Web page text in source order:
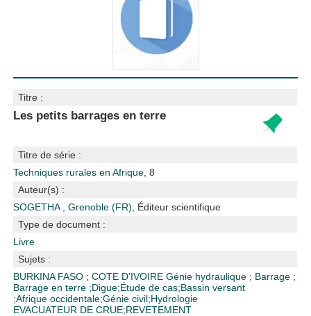
Titre :
Les petits barrages en terre
Titre de série :
Techniques rurales en Afrique , 8
Auteur(s) :
SOGETHA , Grenoble (FR) , Éditeur scientifique
Type de document :
Livre
Sujets :
BURKINA FASO ;COTE D'IVOIREGénie hydraulique ; Barrage ;
Barrage en terre ;Digue;Étude de cas;Bassin versant
;Afrique occidentale;Génie civil;Hydrologie
EVACUATEUR DE CRUE;REVETEMENT